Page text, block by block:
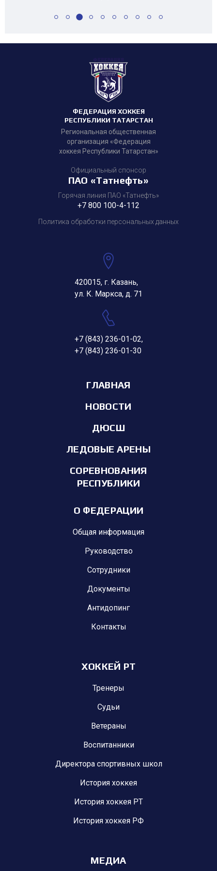
ФЕДЕРАЦИЯ ХОККЕЯ
РЕСПУБЛИКИ ТАТАРСТАН
Региональная общественная
организация «Федерация
хоккея Республики Татарстан»
Официальный спонсор
ПАО «Татнефть»
Горячая линия ПАО «Татнефть»
+7 800 100-4-112
Политика обработки персональных данных
420015, г. Казань,
ул. К. Маркса, д. 71
+7 (843) 236-01-02,
+7 (843) 236-01-30
ГЛАВНАЯ
НОВОСТИ
ДЮСШ
ЛЕДОВЫЕ АРЕНЫ
СОРЕВНОВАНИЯ
РЕСПУБЛИКИ
О ФЕДЕРАЦИИ
Общая информация
Руководство
Сотрудники
Документы
Антидопинг
Контакты
ХОККЕЙ РТ
Тренеры
Судьи
Ветераны
Воспитанники
Директора спортивных школ
История хоккея
История хоккея РТ
История хоккея РФ
МЕДИА